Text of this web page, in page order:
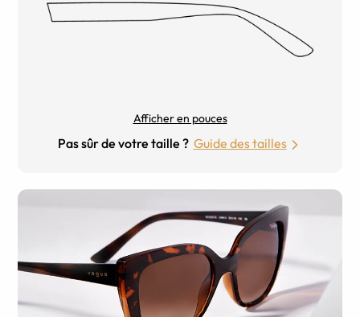
Afficher en pouces
Pas sûr de votre taille ? Guide des tailles